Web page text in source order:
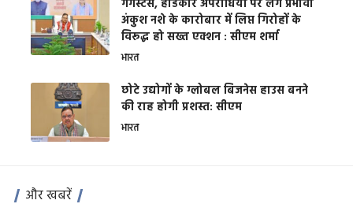
गैंगस्टर्स, हार्डकोर अपराधियों पर लगे प्रभावी
अंकुश नशे के कारोबार में लिप्त गिरोहों के
विरूद्ध हो सख्त एक्शन : सीएम शर्मा
भारत
छोटे उद्योगों के ग्लोबल बिजनेस हाउस बनने
की राह होगी प्रशस्त: सीएम
भारत
और खबरें